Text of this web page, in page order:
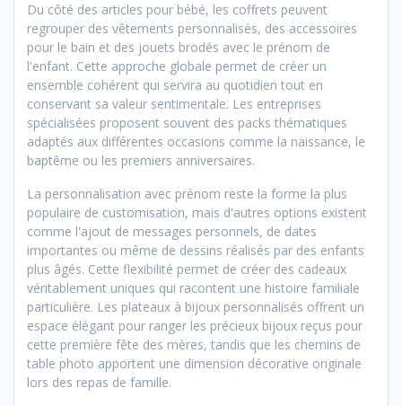
Du côté des articles pour bébé, les coffrets peuvent
regrouper des vêtements personnalisés, des accessoires
pour le bain et des jouets brodés avec le prénom de
l'enfant. Cette approche globale permet de créer un
ensemble cohérent qui servira au quotidien tout en
conservant sa valeur sentimentale. Les entreprises
spécialisées proposent souvent des packs thématiques
adaptés aux différentes occasions comme la naissance, le
baptême ou les premiers anniversaires.
La personnalisation avec prénom reste la forme la plus
populaire de customisation, mais d'autres options existent
comme l'ajout de messages personnels, de dates
importantes ou même de dessins réalisés par des enfants
plus âgés. Cette flexibilité permet de créer des cadeaux
véritablement uniques qui racontent une histoire familiale
particulière. Les plateaux à bijoux personnalisés offrent un
espace élégant pour ranger les précieux bijoux reçus pour
cette première fête des mères, tandis que les chemins de
table photo apportent une dimension décorative originale
lors des repas de famille.